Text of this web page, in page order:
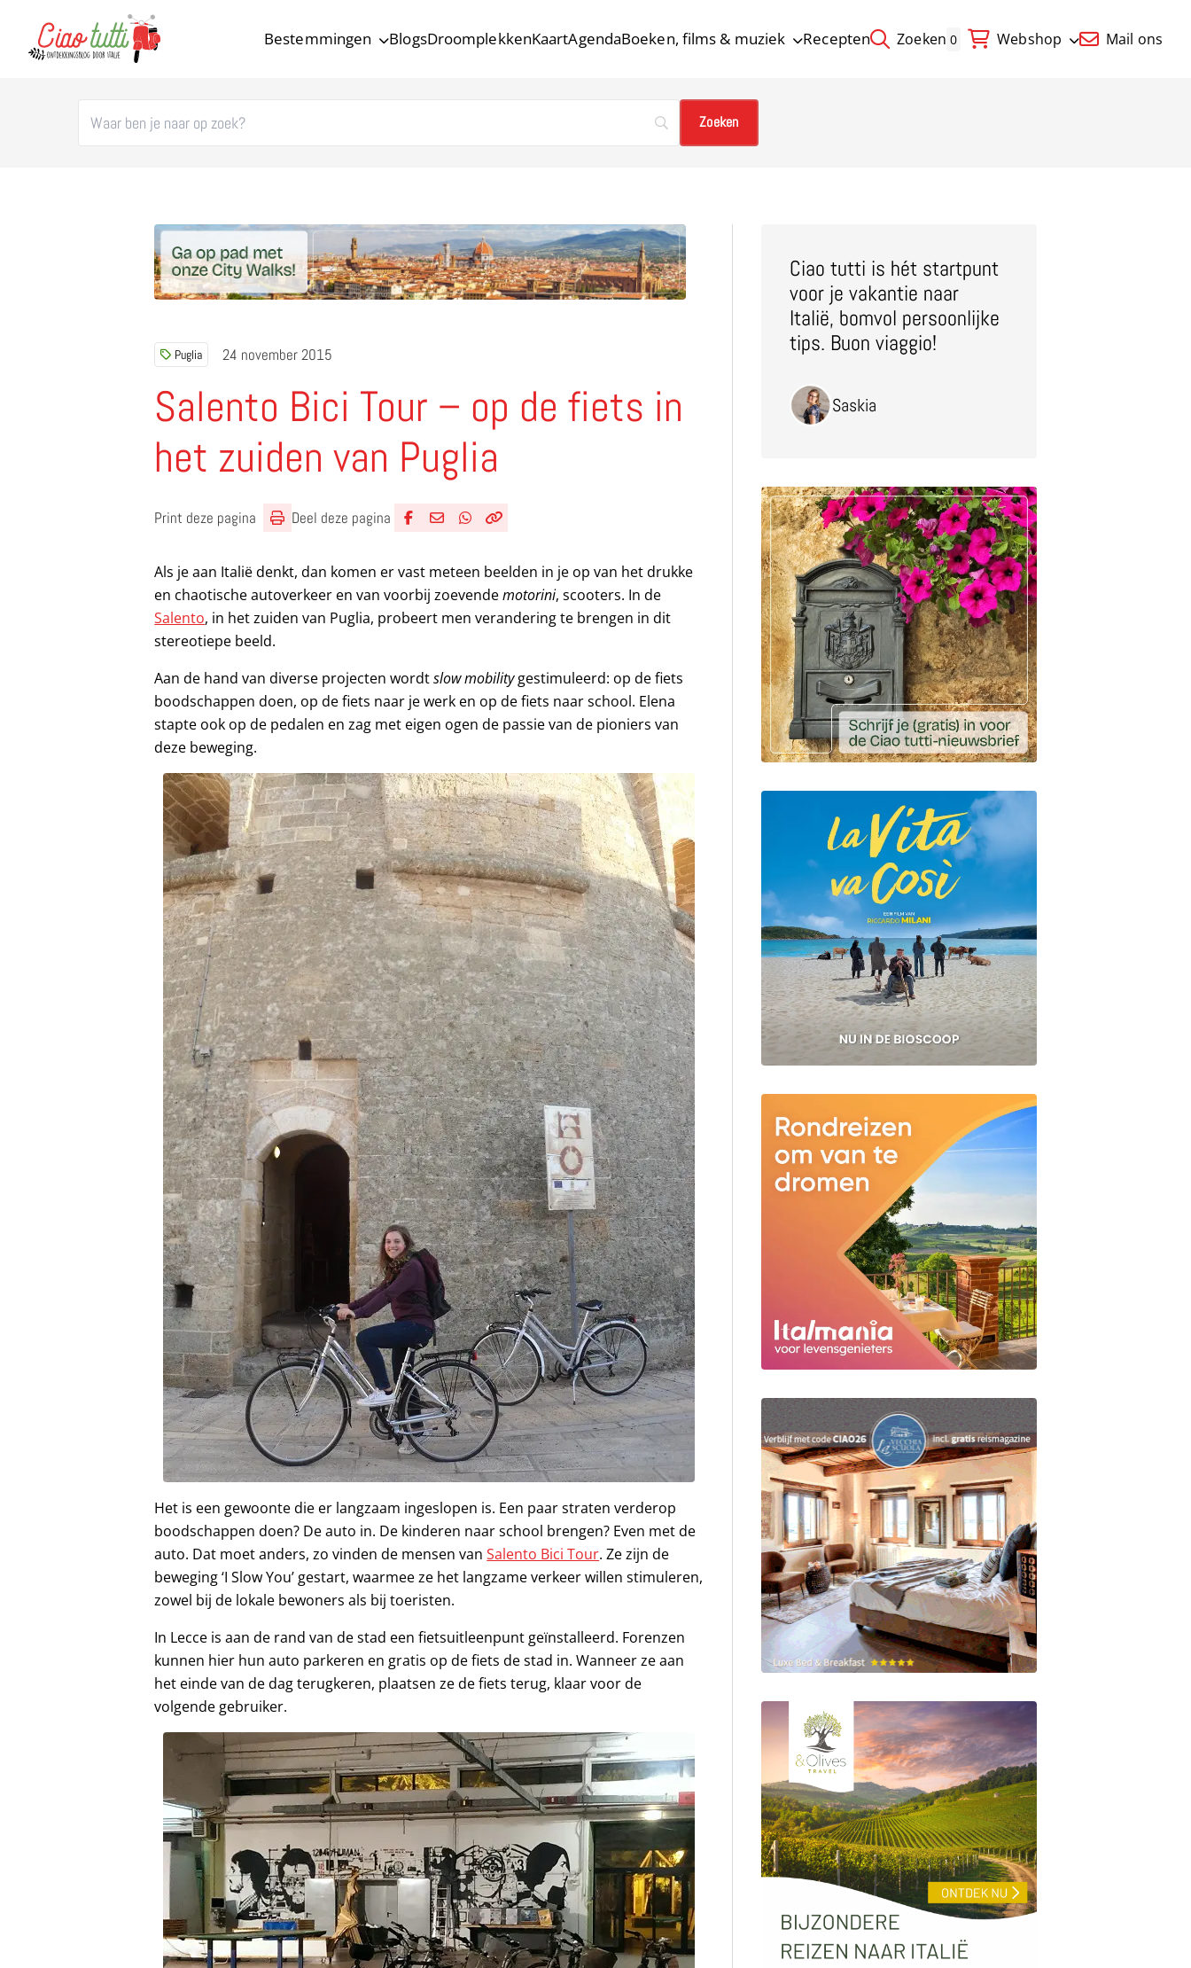
Bestemmingen BlogsDroomplekkenKaartAgendaBoeken, films & muziek Recepten Zoeken 0 Webshop Mail ons
Puglia 24 november 2015
Salento Bici Tour – op de fiets in
het zuiden van Puglia
Print deze pagina
Deel deze pagina
Als je aan Italië denkt, dan komen er vast meteen beelden in je op van het drukke
en chaotische autoverkeer en van voorbij zoevendemotorini, scooters. In de
Salento, in het zuiden van Puglia, probeert men verandering te brengen in dit
stereotiepe beeld.
Aan de hand van diverse projecten wordtslow mobilitygestimuleerd: op de fiets
boodschappen doen, op de fiets naar je werk en op de fiets naar school. Elena
stapte ook op de pedalen en zag met eigen ogen de passie van de pioniers van
deze beweging.
Het is een gewoonte die er langzaam ingeslopen is. Een paar straten verderop
boodschappen doen? De auto in. De kinderen naar school brengen? Even met de
auto. Dat moet anders, zo vinden de mensen vanSalento Bici Tour. Ze zijn de
beweging ‘I Slow You’ gestart, waarmee ze het langzame verkeer willen stimuleren,
zowel bij de lokale bewoners als bij toeristen.
In Lecce is aan de rand van de stad een fietsuitleenpunt geïnstalleerd. Forenzen
kunnen hier hun auto parkeren en gratis op de fiets de stad in. Wanneer ze aan
het einde van de dag terugkeren, plaatsen ze de fiets terug, klaar voor de
volgende gebruiker.
Ciao tutti is hét startpunt
voor je vakantie naar
Italië, bomvol persoonlijke
tips. Buon viaggio!
Saskia